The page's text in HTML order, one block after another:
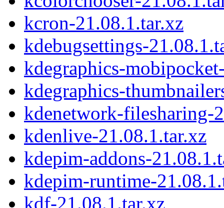
kcron-21.08.1.tar.xz
kdebugsettings-
kdegraphics-
kdegraphics-
kdenetwork-filesharing-
kdenlive-21.08.1.tar.xz
kdepim-addons-
kdepim-runtime-
kdf-21.08.1.tar.xz